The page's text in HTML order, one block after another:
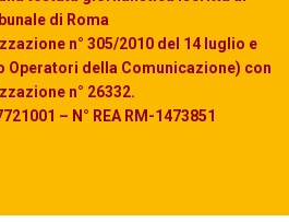
di Roma
n° 305/2010 del 14 luglio e
Operatori della Comunicazione) con
n° 26332.
– N° REA RM-1473851